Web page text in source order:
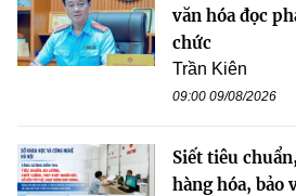
văn hóa đọc
chức
Trần Kiên
09:00 09/08/2026
Siết tiêu
hàng hóa, bảo